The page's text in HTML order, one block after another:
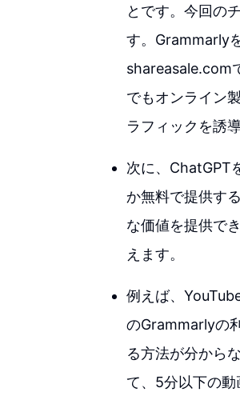
とです。今回の
す。Grammarly
shareasale.com
でもオンライン
ラフィックを誘
次に、ChatGPT
か無料で提供す
な価値を提供で
えます。
例えば、
のGrammarlyの
る方法が分から
て、5分以下の動